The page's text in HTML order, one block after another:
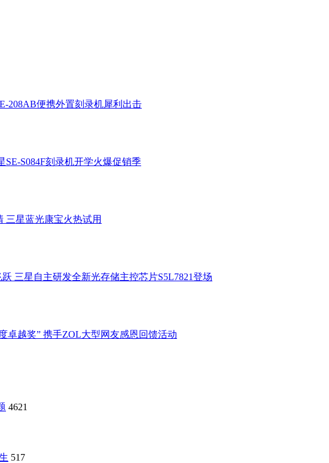
208AB便携外置刻录机犀利出击
SE-S084F刻录机开学火爆促销季
三星蓝光康宝火热试用
跃 三星自主研发全新光存储主控芯片S5L7821登场
卓越奖” 携手ZOL大型网友感恩回馈活动
4621
517